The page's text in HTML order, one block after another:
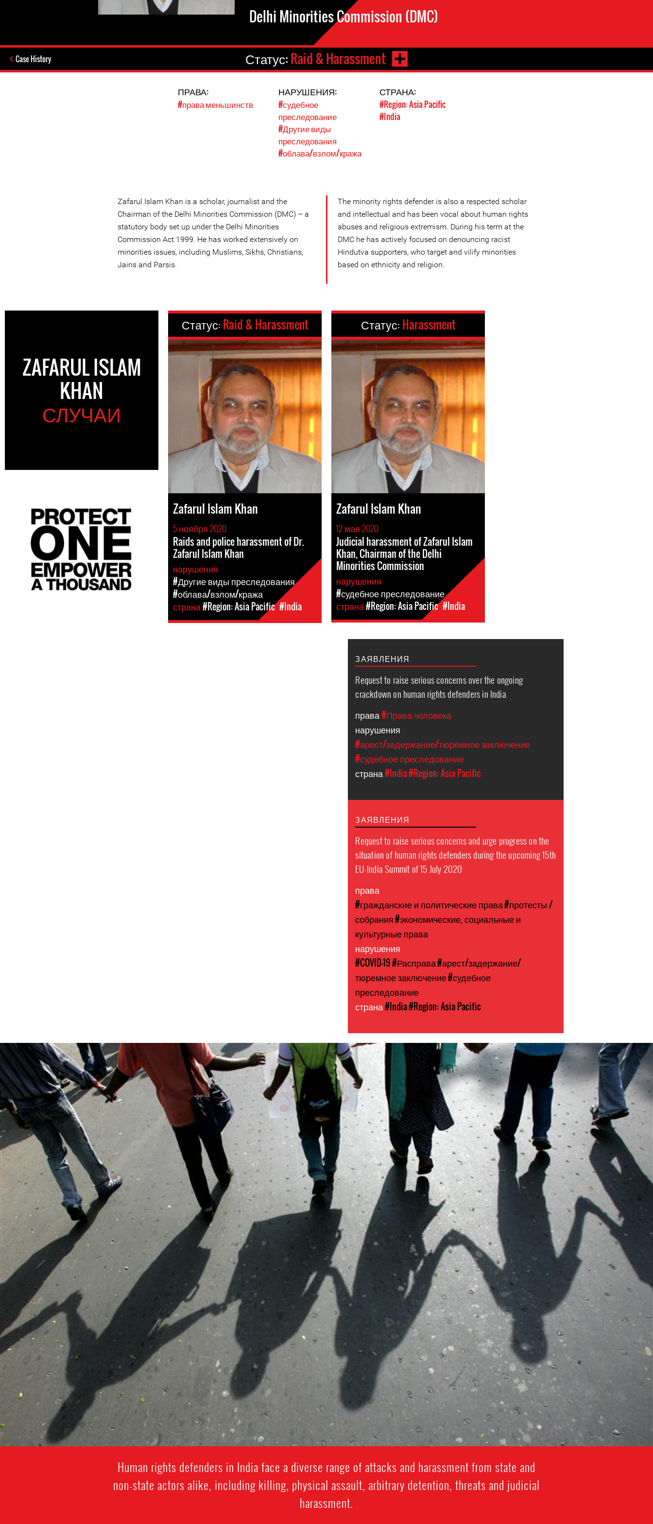
Delhi Minorities Commission (DMC)
Case History Статус:Raid & Harassment
ПРАВА:
#права меньшинств
НАРУШЕНИЯ:
#судебное
преследование
#Другие виды
преследования
#облава/взлом/кража
СТРАНА:
#Region: Asia Pacific
#India
Zafarul Islam Khan is a scholar, journalist and the
Chairman of the Delhi Minorities Commission (DMC) – a
statutory body set up under the Delhi Minorities
Commission Act 1999. He has worked extensively on
minorities issues, including Muslims, Sikhs, Christians,
Jains and Parsis.
The minority rights defender is also a respected scholar
and intellectual and has been vocal about human rights
abuses and religious extremism. During his term at the
DMC he has actively focused on denouncing racist
Hindutva supporters, who target and vilify minorities
based on ethnicity and religion.
ZAFARUL ISLAM
KHAN
СЛУЧАИ
Статус: Raid & Harassment
Zafarul Islam Khan
5 ноября 2020
Raids and police harassment of Dr.
Zafarul Islam Khan
нарушения
#Другие виды преследования
#облава/взлом/кража
страна#Region: Asia Pacific #India
Статус: Harassment
Zafarul Islam Khan
12 мая 2020
Judicial harassment of Zafarul Islam
Khan, Chairman of the Delhi
Minorities Commission
нарушения
#судебное преследование
страна#Region: Asia Pacific #India
ЗАЯВЛЕНИЯ
Request to raise serious concerns over the ongoing
crackdown on human rights defenders in India
права#Права человека
нарушения
#арест/задержание/тюремное заключение
#судебное преследование
страна#India#Region: Asia Pacific
ЗАЯВЛЕНИЯ
Request to raise serious concerns and urge progress on the
situation of human rights defenders during the upcoming 15th
EU-India Summit of 15 July 2020
права
#гражданские и политические права#протесты /
собрания#экономические, социальные и
культурные права
нарушения
#COVID-19#Расправа#арест/задержание/
тюремное заключение#судебное
преследование
страна#India#Region: Asia Pacific
#India.jpg
Human rights defenders in India face a diverse range of attacks and harassment from state and
non-state actors alike, including killing, physical assault, arbitrary detention, threats and judicial
harassment.